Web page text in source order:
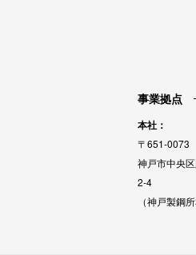
事業拠点
本社：
〒651-0073
神戸市中央
2-4
（神戸製鋼